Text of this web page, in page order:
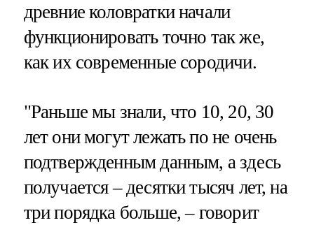
древние коловратки начали
функционировать точно так же,
как их современные сородичи.
"Раньше мы знали, что 10, 20, 30
лет они могут лежать по не очень
подтвержденным данным, а здесь
получается – десятки тысяч лет, на
три порядка больше, – говорит